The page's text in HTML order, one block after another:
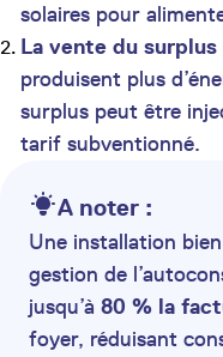
solaires pour
La vente du surplus
produisent plus
surplus peut être
tarif subventionné.
A noter :
Une installation
gestion de
jusqu’à 80 % la
foyer, réduisant